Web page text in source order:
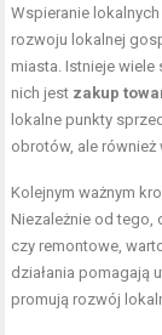
Wspieranie
rozwoju lokalnej
miasta. Istnieje
nich jest zakup
lokalne punkty
obrotów, ale również
Kolejnym ważnym
Niezależnie od tego,
czy remontowe,
działania pomagają
promują rozwój